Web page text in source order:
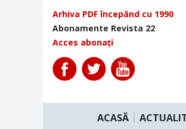
Arhiva PDF începând cu 1990
Abonamente Revista 22
Acces abonați
ACASĂ